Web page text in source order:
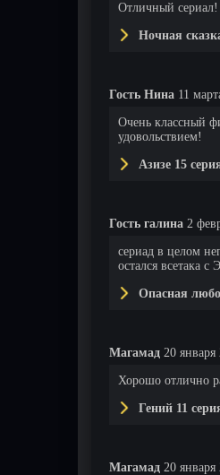
Отличный сериал!
Ночная
Гость Нина 11
Очень классный
удовольствием!
Азизе 15
Гость галина 2
сериад в целом
остался всетака
Опасная
Магамад 20 января
Хорошо отлично
Гений 11
Магамад 20 января